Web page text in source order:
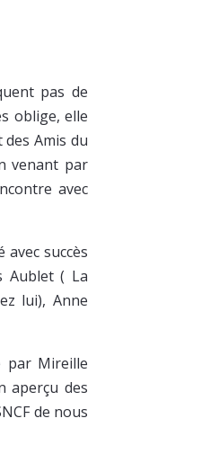
pas de
oblige, elle
Amis du
venant par
avec
succès
Aublet ( La
lui), Anne
par Mireille
aperçu des
de nous